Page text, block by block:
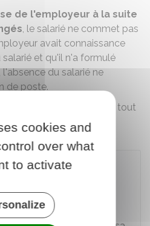
de l'employeur à la suite
, le salarié ne commet pas
avait connaissance
et qu'il n'a formulé
du salarié ne
de poste.
à l'employeur de prendre tout
payés par anticipation.
pas obligé d'accepter.
refuser la demande du
le cadre d'un congé lié à
mariage ou Pacs
cookies and
over what
to activate